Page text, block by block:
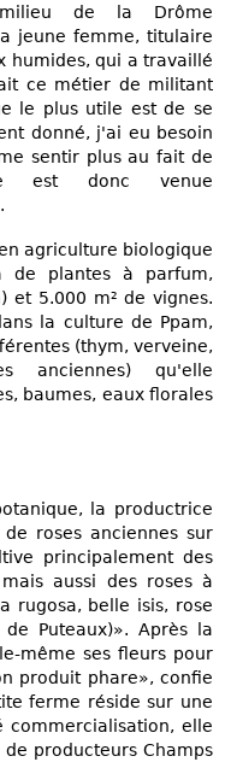
milieu de la Drôme
jeune femme, titulaire
humides, qui a travaillé
ce métier de militant
le plus utile est de se
donné, j'ai eu besoin
sentir plus au fait de
est donc venue
agriculture biologique
plantes à parfum,
et 5.000 m² de vignes.
la culture de Ppam,
(thym, verveine,
anciennes) qu'elle
baumes, eaux florales
la productrice
roses anciennes sur
principalement des
aussi des roses à
rugosa, belle isis, rose
Puteaux)». Après la
même ses fleurs pour
produit phare», confie
ferme réside sur une
commercialisation, elle
producteurs Champs